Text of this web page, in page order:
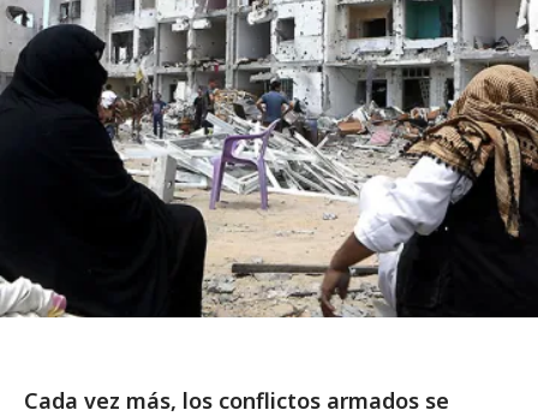
Cada vez más, los conflictos armados se